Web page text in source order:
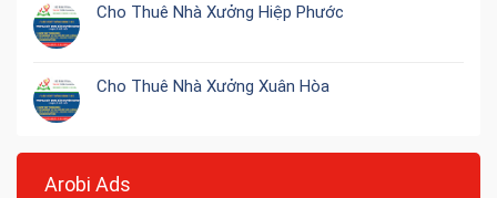
Cho Thuê Nhà Xưởng Hiệp Phước
Cho Thuê Nhà Xưởng Xuân Hòa
Arobi Ads